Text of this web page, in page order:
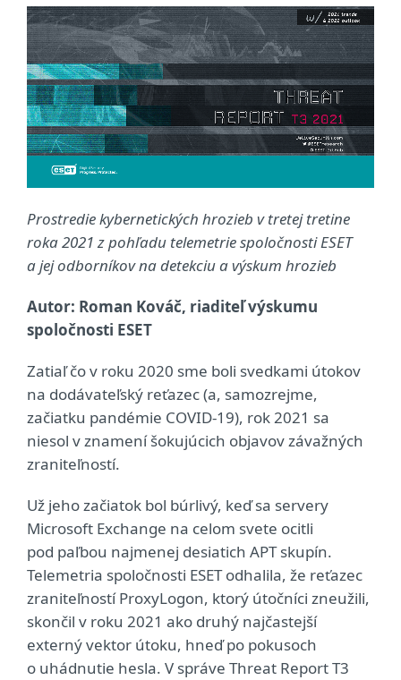
Prostredie kybernetických hrozieb v tretej tretine
roka 2021 z pohľadu telemetrie spoločnosti ESET
a jej odborníkov na detekciu a výskum hrozieb
Autor: Roman Kováč, riaditeľ výskumu
spoločnosti ESET
Zatiaľ čo v roku 2020 sme boli svedkami útokov
na dodávateľský reťazec (a, samozrejme,
začiatku pandémie COVID‑19), rok 2021 sa
niesol v znamení šokujúcich objavov závažných
zraniteľností.
Už jeho začiatok bol búrlivý, keď sa servery
Microsoft Exchange na celom svete ocitli
pod paľbou najmenej desiatich APT skupín.
Telemetria spoločnosti ESET odhalila, že reťazec
zraniteľností ProxyLogon, ktorý útočníci zneužili,
skončil v roku 2021 ako druhý najčastejší
externý vektor útoku, hneď po pokusoch
o uhádnutie hesla. V správe Threat Report T3